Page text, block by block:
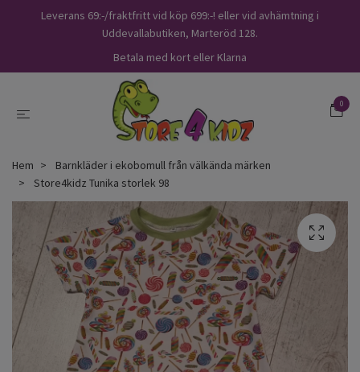
Leverans 69:-/fraktfritt vid köp 699:-! eller vid avhämtning i
Uddevallabutiken, Marteröd 128.
Betala med kort eller Klarna
0
Hem
Barnkläder i ekobomull från välkända märken
Store4kidz Tunika storlek 98